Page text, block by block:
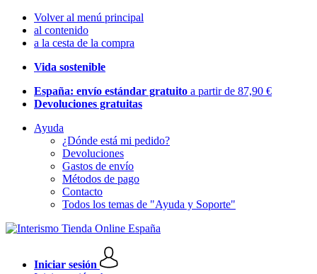
Volver al menú principal
al contenido
a la cesta de la compra
Vida sostenible
España: envío estándar gratuito a partir de 87,90 €
Devoluciones gratuitas
Ayuda
¿Dónde está mi pedido?
Devoluciones
Gastos de envío
Métodos de pago
Contacto
Todos los temas de "Ayuda y Soporte"
Iniciar sesión